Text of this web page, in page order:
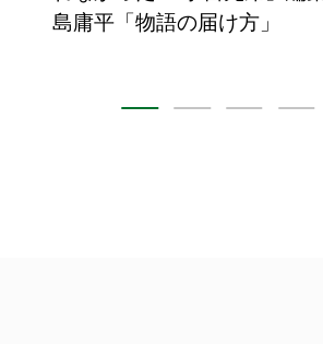
島庸平「物語の届け方」